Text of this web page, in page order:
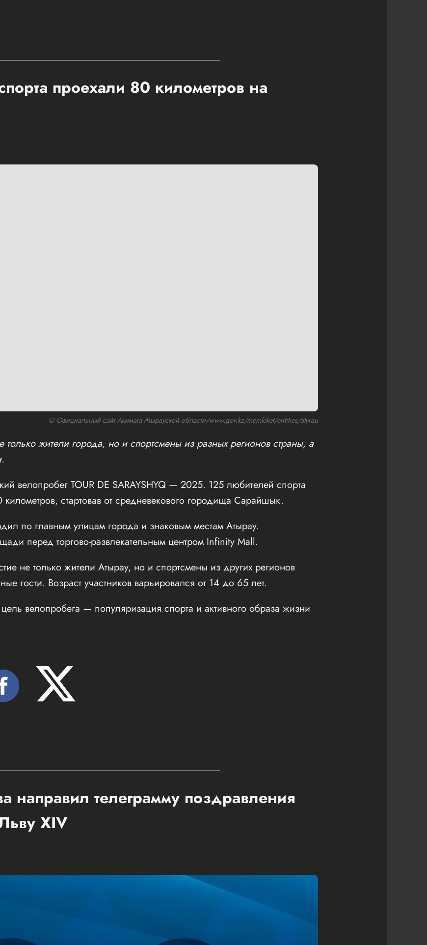
проехали 80 километров на
© Официальный сайт Акимата Атырауской области/www.gov.kz/memleket/entities/atyrau
жители города, но и спортсмены из разных регионов страны, а
велопробег TOUR DE SARAYSHYQ — 2025. 125 любителей спорта
стартовав от средневекового городища Сарайшык.
по главным улицам города и знаковым местам Атырау.
перед торгово-развлекательным центром Infinity Mall.
не только жители Атырау, но и спортсмены из других регионов
гости. Возраст участников варьировался от 14 до 65 лет.
велопробега — популяризация спорта и активного образа жизни
направил телеграмму поздравления
XIV